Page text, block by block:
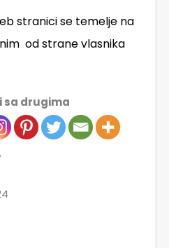
stranici se temelje na
od strane vlasnika
sa drugima